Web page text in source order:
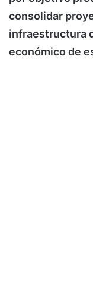
consolidar
infraestructura
económico de